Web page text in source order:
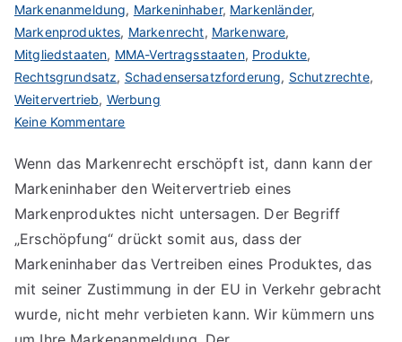
Markenanmeldung, Markeninhaber, Markenländer,
Markenproduktes, Markenrecht, Markenware,
Mitgliedstaaten, MMA-Vertragsstaaten, Produkte,
Rechtsgrundsatz, Schadensersatzforderung, Schutzrechte,
Weitervertrieb, Werbung
Keine Kommentarezu
Markenrecht
und
seine
Erschöpfung
Wenn das Markenrecht erschöpft ist, dann kann der
Markeninhaber den Weitervertrieb eines
Markenproduktes nicht untersagen. Der Begriff
„Erschöpfung“ drückt somit aus, dass der
Markeninhaber das Vertreiben eines Produktes, das
mit seiner Zustimmung in der EU in Verkehr gebracht
wurde, nicht mehr verbieten kann. Wir kümmern uns